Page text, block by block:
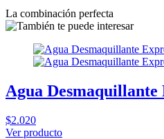
La combinación perfecta
Agua Desmaquillante
$2.020
Ver producto